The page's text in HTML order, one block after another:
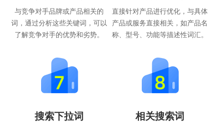
与竞争对手品牌或产品相关的
词，通过分析这些关键词，可以
了解竞争对手的优势和劣势。
直接针对产品进行优化，与具体
产品或服务直接相关，如产品名
称、型号、功能等描述性词汇。
搜索下拉词 相关搜索词